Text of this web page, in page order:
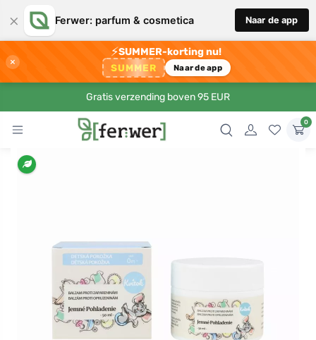
× Ferwer: parfum & cosmetica Naar de app
×
⚡SUMMER-korting nu!
SUMMER Naar de app
Gratis verzending boven 95 EUR
0